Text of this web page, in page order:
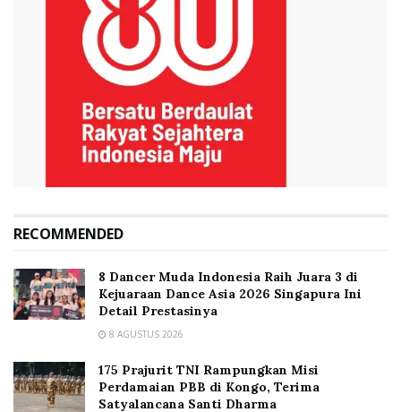
RECOMMENDED
8 Dancer Muda Indonesia Raih Juara 3 di
Kejuaraan Dance Asia 2026 Singapura Ini
Detail Prestasinya
8 AGUSTUS 2026
175 Prajurit TNI Rampungkan Misi
Perdamaian PBB di Kongo, Terima
Satyalancana Santi Dharma